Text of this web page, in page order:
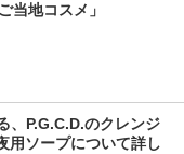
当地コスメ」
、P.G.C.D.のクレンジ
用ソープについて詳し